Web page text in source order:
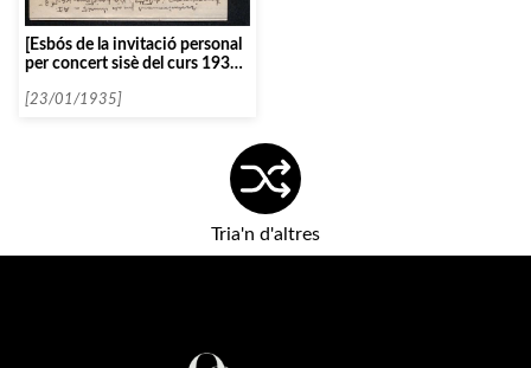
[Esbós de la invitació personal
per concert sisè del curs 1934-
[23/01/1935]
Tria'n d'altres